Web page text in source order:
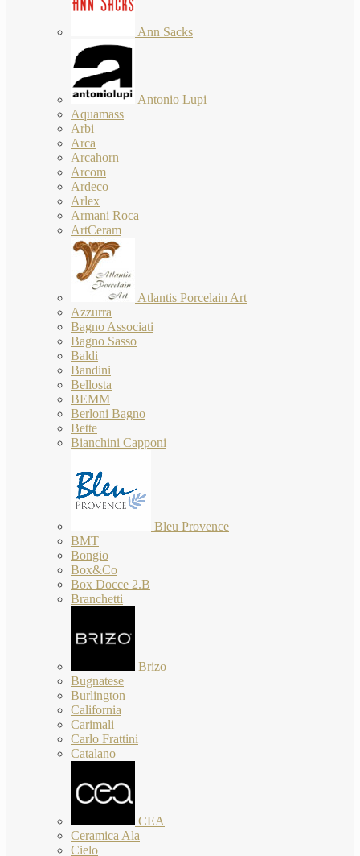
Ann Sacks
Antonio Lupi
Aquamass
Arbi
Arca
Arcahorn
Arcom
Ardeco
Arlex
Armani Roca
ArtCeram
Atlantis Porcelain Art
Azzurra
Bagno Associati
Bagno Sasso
Baldi
Bandini
Bellosta
BEMM
Berloni Bagno
Bette
Bianchini Capponi
Bleu Provence
BMT
Bongio
Box&Co
Box Docce 2.B
Branchetti
Brizo
Bugnatese
Burlington
California
Carimali
Carlo Frattini
Catalano
CEA
Ceramica Ala
Cielo